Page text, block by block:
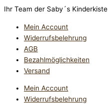
Ihr Team der Saby´s Kinderkiste
Mein Account
Widerrufsbelehrung
AGB
Bezahlmöglichkeiten
Versand
Mein Account
Widerrufsbelehrung